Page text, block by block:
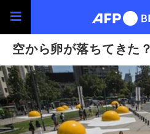
空から卵が落ちてきた